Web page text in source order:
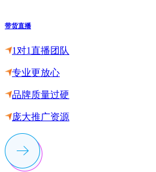
带货直播
1对1直播团队
专业更放心
品牌质量过硬
庞大推广资源